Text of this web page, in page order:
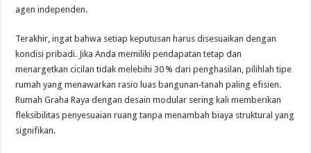
agen independen.
Terakhir, ingat bahwa setiap keputusan harus disesuaikan dengan
kondisi pribadi. Jika Anda memiliki pendapatan tetap dan
menargetkan cicilan tidak melebihi 30 % dari penghasilan, pilihlah tipe
rumah yang menawarkan rasio luas bangunan‑tanah paling efisien.
Rumah Graha Raya dengan desain modular sering kali memberikan
fleksibilitas penyesuaian ruang tanpa menambah biaya struktural yang
signifikan.